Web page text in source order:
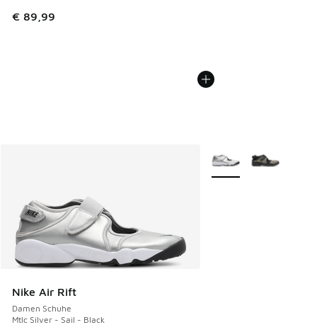
€ 89,99
Nike Air Rift
Damen Schuhe
Mtlc Silver - Sail - Black
Weitere Farben